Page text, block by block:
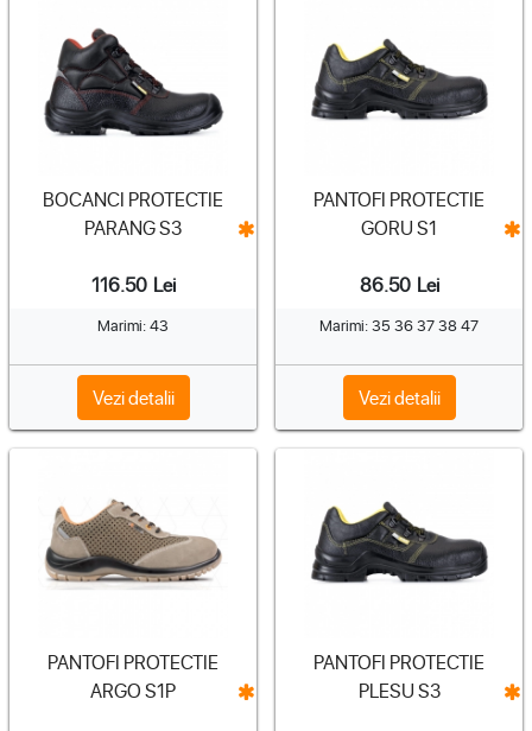
BOCANCI PROTECTIE
PARANG S3
116.50 Lei
Marimi: 43
Vezi detalii
PANTOFI PROTECTIE
GORU S1
86.50 Lei
Marimi: 35 36 37 38 47
Vezi detalii
PANTOFI PROTECTIE
ARGO S1P
PANTOFI PROTECTIE
PLESU S3